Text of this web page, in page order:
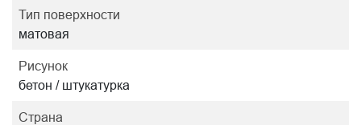
Тип поверхности
матовая
Рисунок
бетон / штукатурка
Страна